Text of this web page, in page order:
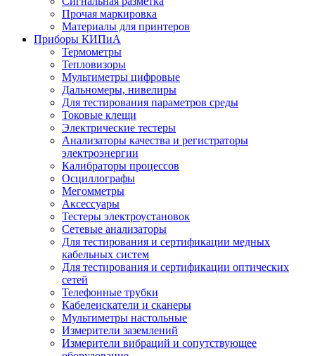
Прочая маркировка
Материалы для принтеров
Приборы КИПиА
Термометры
Тепловизоры
Мультиметры цифровые
Дальномеры, нивелиры
Для тестирования параметров среды
Токовые клещи
Электрические тестеры
Анализаторы качества и регистраторы
электроэнергии
Калибраторы процессов
Осциллографы
Мегомметры
Аксессуары
Тестеры электроустановок
Сетевые анализаторы
Для тестирования и сертификации медных
кабельных систем
Для тестирования и сертификации оптических
сетей
Телефонные трубки
Кабелеискатели и сканеры
Мультиметры настольные
Измерители заземлений
Измерители вибраций и сопутствующее